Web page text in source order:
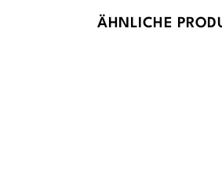
Produktgalerie überspringen
ÄHNLICHE